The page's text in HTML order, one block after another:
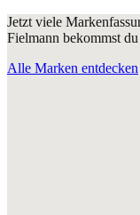
Jetzt viele
Fielmann bekommst
Alle Marken entdecken